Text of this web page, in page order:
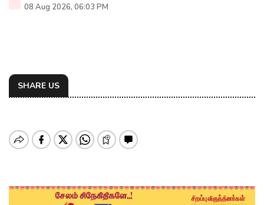
08 Aug 2026, 06:03 PM
SHARE US